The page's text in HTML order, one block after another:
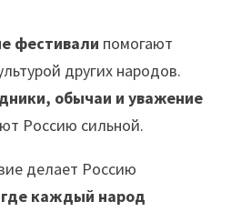
фестивали помогают
других народов.
обычаи и уважение
Россию сильной.
делает Россию
каждый народ